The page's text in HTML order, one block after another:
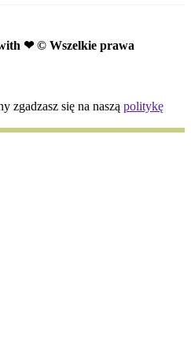
❤ © Wszelkie prawa
zgadzasz się na naszą politykę